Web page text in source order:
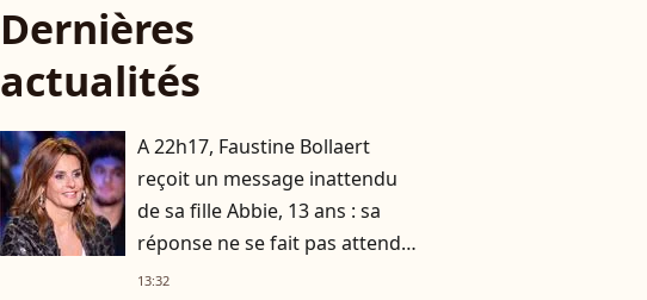
Dernières
actualités
A 22h17, Faustine Bollaert
reçoit un message inattendu
de sa fille Abbie, 13 ans : sa
réponse ne se fait pas attendre
!13:32